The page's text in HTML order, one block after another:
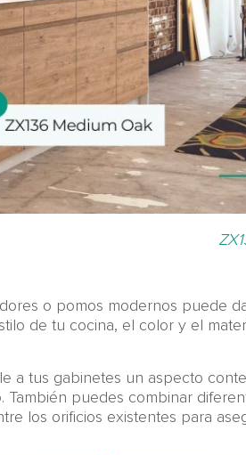
o pomos modernos puede
de tu cocina, el color y el
a tus gabinetes un aspecto
puedes combinar
los orificios existentes para